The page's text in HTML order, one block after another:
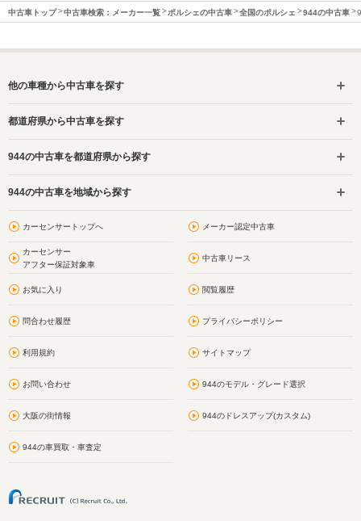
中古車トップ 中古車検索：メーカー一覧 ポルシェの中古車 全国のポルシェ 944の中古車
他の車種から中古車を探す
都道府県から中古車を探す
944の中古車を都道府県から探す
944の中古車を地域から探す
カーセンサートップへ メーカー認定中古車
カーセンサー
アフター保証対象車
中古車リース
お気に入り 閲覧履歴
問合わせ履歴 プライバシーポリシー
利用規約 サイトマップ
お問い合わせ 944のモデル・グレード選択
大阪の街情報 944のドレスアップ(カスタム)
944の車買取・車査定